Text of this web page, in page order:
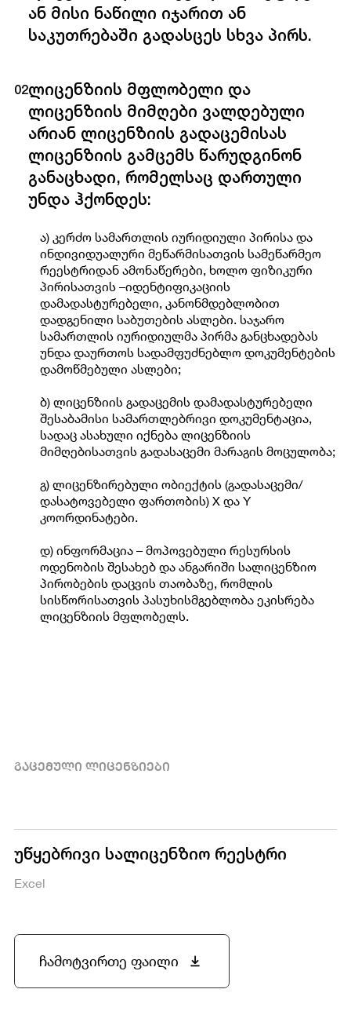
ან მისი ნაწილი იჯარით ან
საკუთრებაში გადასცეს სხვა პირს.
02ლიცენზიის მფლობელი და
ლიცენზიის მიმღები ვალდებული
არიან ლიცენზიის გადაცემისას
ლიცენზიის გამცემს წარუდგინონ
განაცხადი, რომელსაც დართული
უნდა ჰქონდეს:
ა) კერძო სამართლის იურიდიული პირისა და
ინდივიდუალური მეწარმისათვის სამეწარმეო
რეესტრიდან ამონაწერები, ხოლო ფიზიკური
პირისათვის –იდენტიფიკაციის
დამადასტურებელი, კანონმდებლობით
დადგენილი საბუთების ასლები. საჯარო
სამართლის იურიდიულმა პირმა განცხადებას
უნდა დაურთოს სადამფუძნებლო დოკუმენტების
დამოწმებული ასლები;
ბ) ლიცენზიის გადაცემის დამადასტურებელი
შესაბამისი სამართლებრივი დოკუმენტაცია,
სადაც ასახული იქნება ლიცენზიის
მიმღებისათვის გადასაცემი მარაგის მოცულობა;
გ) ლიცენზირებული ობიექტის (გადასაცემი/
დასატოვებელი ფართობის) X და Y
კოორდინატები.
დ) ინფორმაცია – მოპოვებული რესურსის
ოდენობის შესახებ და ანგარიში სალიცენზიო
პირობების დაცვის თაობაზე, რომლის
სისწორისათვის პასუხისმგებლობა ეკისრება
ლიცენზიის მფლობელს.
ᲒᲐᲪᲔᲛᲣᲚᲘ ᲚᲘᲪᲔᲜᲖᲘᲔᲑᲘ
უწყებრივი სალიცენზიო რეესტრი
Excel
ჩამოტვირთე ფაილი